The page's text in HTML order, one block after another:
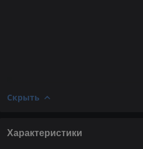
Скрыть
Характеристики